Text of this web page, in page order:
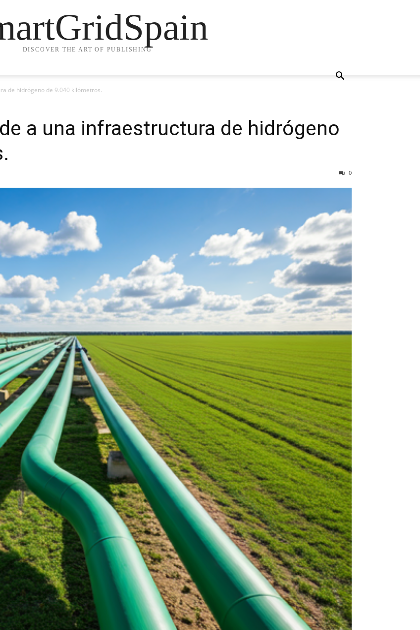
DISCOVER THE ART OF PUBLISHING
de hidrógeno de 9.040 kilómetros.
a una infraestructura de hidrógeno
0